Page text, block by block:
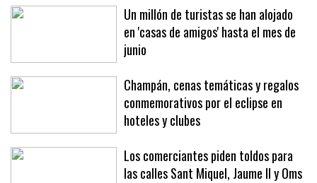
Un millón de turistas se han alojado
en 'casas de amigos' hasta el mes de
junio
Champán, cenas temáticas y regalos
conmemorativos por el eclipse en
hoteles y clubes
Los comerciantes piden toldos para
las calles Sant Miquel, Jaume II y Oms